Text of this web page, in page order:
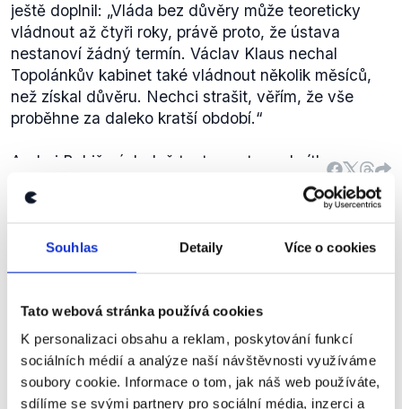
Souhlas Detaily Více o cookies
Tato webová stránka používá cookies
K personalizaci obsahu a reklam, poskytování funkcí
sociálních médií a analýze naší návštěvnosti využíváme
soubory cookie. Informace o tom, jak náš web používáte,
sdílíme se svými partnery pro sociální média, inzerci a
ještě doplnil: „Vláda bez důvěry může teoreticky
vládnout až čtyři roky, právě proto, že ústava
nestanoví žádný termín. Václav Klaus nechal
Topolánkův kabinet také vládnout několik měsíců,
než získal důvěru. Nechci strašit, věřím, že vše
proběhne za daleko kratší období.“
Andrej Babiš následně tento postup odmítl.
Miloš
dvěma dny prohlásilo, že nebude
kandidovat na premiéra nikoho
Česko hledá prezidenta 23. ledna 2018
PRAVDA